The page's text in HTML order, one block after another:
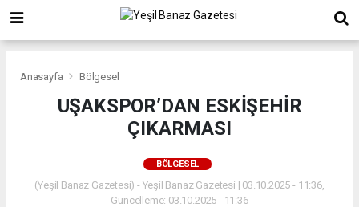
Anasayfa Bölgesel
UŞAKSPOR’DAN ESKİŞEHİR
ÇIKARMASI
BÖLGESEL
(Yeşil Banaz Gazetesi) - Yeşil Banaz Gazetesi | 03.10.2025 - 11:36,
Güncelleme: 03.10.2025 - 11:36